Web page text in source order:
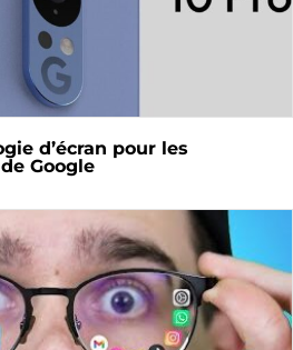
d’écran pour les
Google